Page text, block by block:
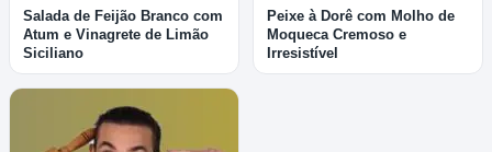
Salada de Feijão Branco com
Atum e Vinagrete de Limão
Siciliano
Peixe à Dorê com Molho de
Moqueca Cremoso e
Irresistível